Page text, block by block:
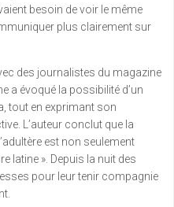
besoin de voir le même
plus clairement sur
des journalistes du magazine
a évoqué la possibilité d’un
tout en exprimant son
L’auteur conclut que la
est non seulement
latine ». Depuis la nuit des
pour leur tenir compagnie